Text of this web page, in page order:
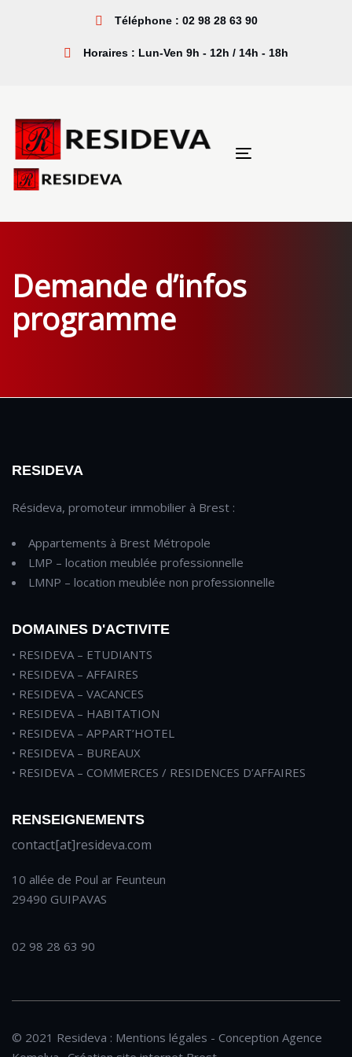
au
contenu
Téléphone : 02 98 28 63 90
Horaires : Lun-Ven 9h - 12h / 14h - 18h
Toggle
Demande d’infos
programme
RESIDEVA
Résideva, promoteur immobilier à Brest :
Appartements à Brest Métropole
LMP – location meublée professionnelle
LMNP – location meublée non professionnelle
DOMAINES D'ACTIVITE
• RESIDEVA – ETUDIANTS
• RESIDEVA – AFFAIRES
• RESIDEVA – VACANCES
• RESIDEVA – HABITATION
• RESIDEVA – APPART’HOTEL
• RESIDEVA – BUREAUX
• RESIDEVA – COMMERCES / RESIDENCES D’AFFAIRES
RENSEIGNEMENTS
contact[at]resideva.com
10 allée de Poul ar Feunteun
29490 GUIPAVAS
02 98 28 63 90
© 2021 Resideva : Mentions légales - Conception Agence